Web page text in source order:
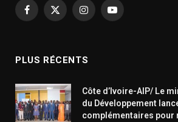
Facebook
X
InstagramYouTube
PLUS RÉCENTS
Côte d’Ivoire-AIP/ Le
du Développement
complémentaires pour